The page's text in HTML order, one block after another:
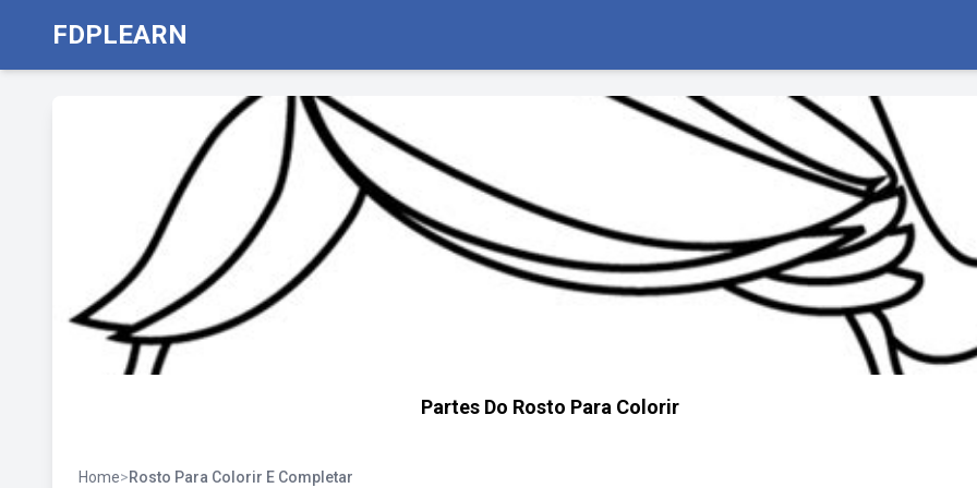
FDPLEARN
Partes Do Rosto Para Colorir
Home>Rosto Para Colorir E Completar